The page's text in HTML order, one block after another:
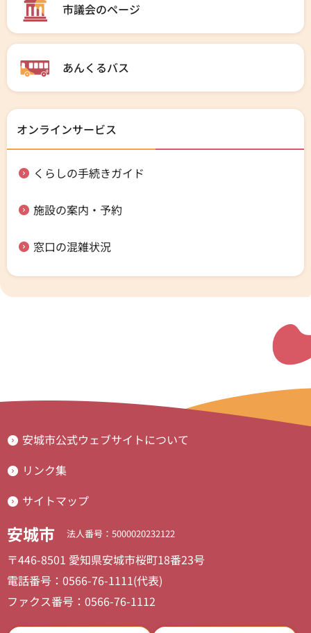
市議会のページ
あんくるバス
オンラインサービス
くらしの手続きガイド
施設の案内・予約
窓口の混雑状況
安城市公式ウェブサイトについて
リンク集
サイトマップ
安城市 法人番号：5000020232122
〒446-8501 愛知県安城市桜町18番23号
電話番号：0566-76-1111(代表)
ファクス番号：0566-76-1112